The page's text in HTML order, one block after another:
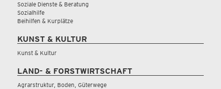
Soziale Dienste & Beratung
Sozialhilfe
Beihilfen & Kurplätze
KUNST & KULTUR
Kunst & Kultur
LAND- & FORSTWIRTSCHAFT
Agrarstruktur, Boden, Güterwege